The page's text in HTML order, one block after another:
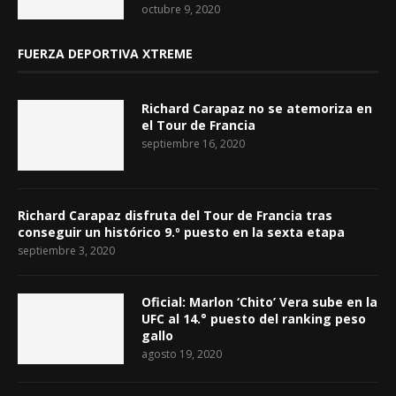
octubre 9, 2020
FUERZA DEPORTIVA XTREME
Richard Carapaz no se atemoriza en
el Tour de Francia
septiembre 16, 2020
Richard Carapaz disfruta del Tour de Francia tras
conseguir un histórico 9.º puesto en la sexta etapa
septiembre 3, 2020
Oficial: Marlon ‘Chito’ Vera sube en la
UFC al 14.° puesto del ranking peso
gallo
agosto 19, 2020